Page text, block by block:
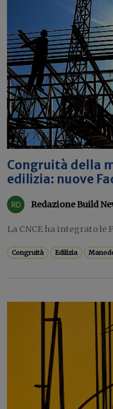
Congruità della
edilizia: nuove
Redazione Build
La CNCE ha integrato le
Congruità Edilizia